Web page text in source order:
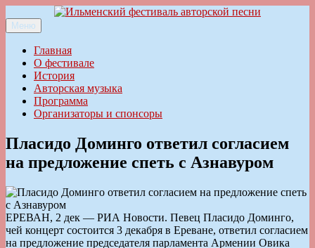
к
содержимому
Ильменский фестиваль авторской песни
Меню
Главная
О фестивале
История
Авторская музыка
Программа
Организаторы и спонсоры
Пласидо Доминго ответил согласием
на предложение спеть с Азнавуром
ЕРЕВАН, 2 дек — РИА Новости. Певец Пласидо Доминго,
чей концерт состоится 3 декабря в Ереване, ответил согласием
на предложение председателя парламента Армении Овика